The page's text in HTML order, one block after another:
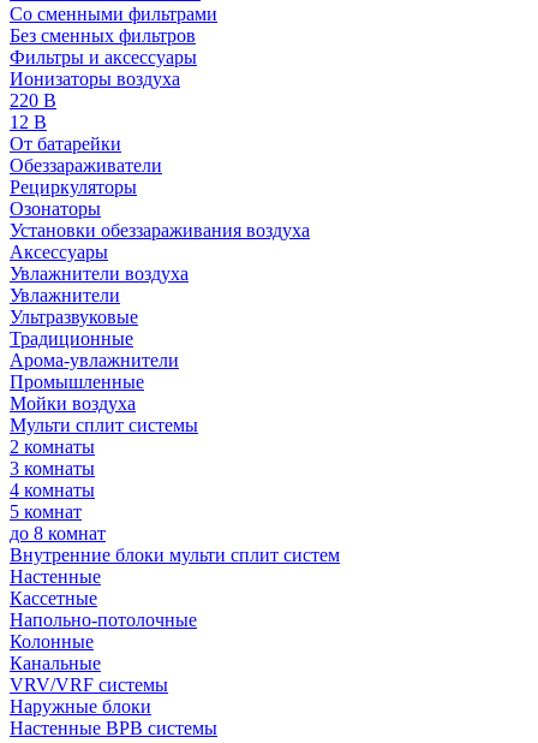
Cо сменными фильтрами
Без сменных фильтров
Фильтры и аксессуары
Ионизаторы воздуха
220 В
12 В
От батарейки
Обеззараживатели
Рециркуляторы
Озонаторы
Установки обеззараживания воздуха
Аксессуары
Увлажнители воздуха
Увлажнители
Ультразвуковые
Традиционные
Арома-увлажнители
Промышленные
Мойки воздуха
Мульти сплит системы
2 комнаты
3 комнаты
4 комнаты
5 комнат
до 8 комнат
Внутренние блоки мульти сплит систем
Настенные
Кассетные
Напольно-потолочные
Колонные
Канальные
VRV/VRF системы
Наружные блоки
Настенные ВРВ системы